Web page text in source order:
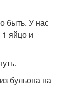
быть. У нас
яйцо и
бульона на